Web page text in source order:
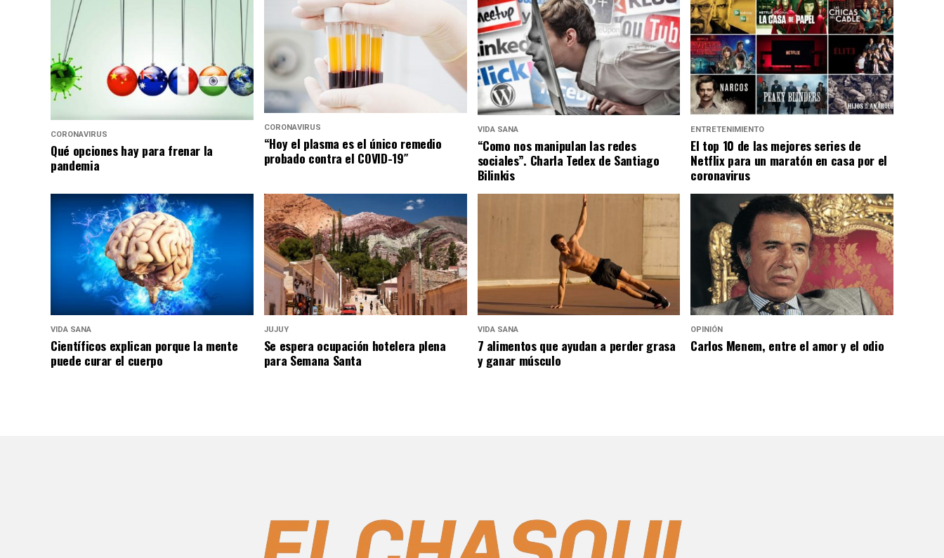
CORONAVIRUS
Qué opciones hay para frenar la
pandemia
CORONAVIRUS
“Hoy el plasma es el único remedio
probado contra el COVID-19″
VIDA SANA
“Como nos manipulan las redes
sociales”. Charla Tedex de Santiago
Bilinkis
ENTRETENIMIENTO
El top 10 de las mejores series de
Netflix para un maratón en casa por el
coronavirus
VIDA SANA
Científicos explican porque la mente
puede curar el cuerpo
JUJUY
Se espera ocupación hotelera plena
para Semana Santa
VIDA SANA
7 alimentos que ayudan a perder grasa
y ganar músculo
OPINIÓN
Carlos Menem, entre el amor y el odio